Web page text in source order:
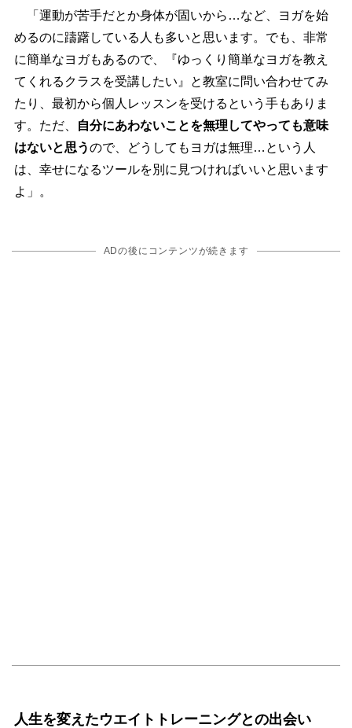
「運動が苦手だとか身体が固いから…など、ヨガを始
めるのに躊躇している人も多いと思います。でも、非常
に簡単なヨガもあるので、『ゆっくり簡単なヨガを教え
てくれるクラスを受講したい』と教室に問い合わせてみ
たり、最初から個人レッスンを受けるという手もありま
す。ただ、
自分にあわないことを無理してやっても意味
はないと思うので、どうしてもヨガは無理…という人
は、幸せになるツールを別に見つければいいと思います
よ」。
ADの後にコンテンツが続きます
人生を変えたウエイトトレーニングとの出会い